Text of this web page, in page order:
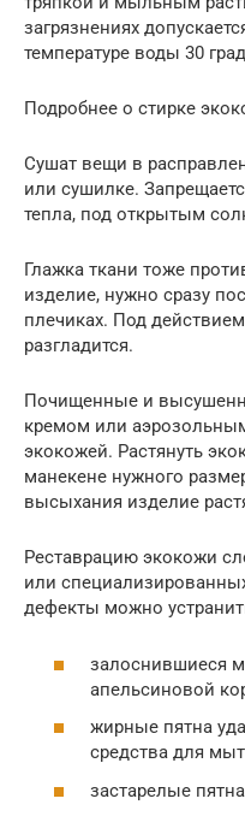
загрязнениях
температуре воды 30
Подробнее о стирке
Сушат вещи в
или сушилке.
тепла, под открытым
Глажка ткани тоже
изделие, нужно сразу
плечиках. Под
разгладится.
Почищенные и
кремом или
экокожей. Растянуть
манекене нужного
высыхания изделие
Реставрацию экокожи
или
дефекты можно
залоснившиеся
апельсиновой
жирные пятна
средства для
застарелые